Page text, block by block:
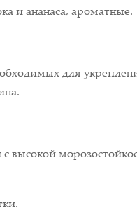
и ананаса, ароматные.
для
высокой